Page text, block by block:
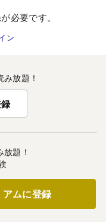
必要です。
ン
放題！
題！
ムに登録